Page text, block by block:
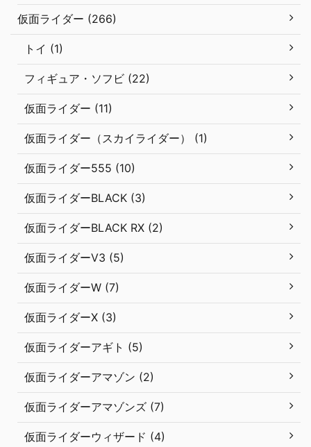
仮面ライダー (266)
トイ (1)
フィギュア・ソフビ (22)
仮面ライダー (11)
仮面ライダー（スカイライダー） (1)
仮面ライダー555 (10)
仮面ライダーBLACK (3)
仮面ライダーBLACK RX (2)
仮面ライダーV3 (5)
仮面ライダーW (7)
仮面ライダーX (3)
仮面ライダーアギト (5)
仮面ライダーアマゾン (2)
仮面ライダーアマゾンズ (7)
仮面ライダーウィザード (4)